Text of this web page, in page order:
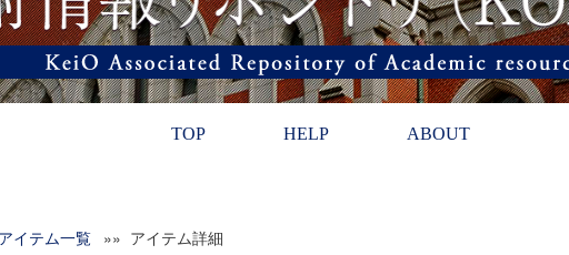
TOP HELP ABOUT
アイテム一覧 »» アイテム詳細